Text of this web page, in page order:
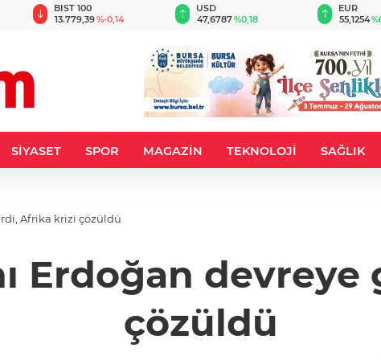
BIST 100
13.779,39%-0,14
USD
47,6787%0,18
EUR
55,1254
SİYASET SPOR MAGAZİN TEKNOLOJİ SAĞLIK
Afrika krizi çözüldü
Erdoğan
çözüldü